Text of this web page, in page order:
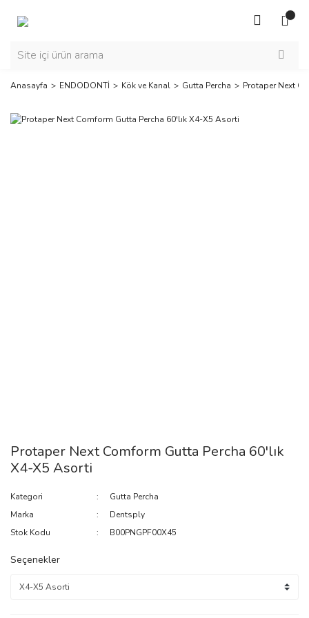
Anasayfa ENDODONTİ Kök ve Kanal Gutta Percha Protaper Next
Protaper Next Comform Gutta Percha 60'lık
X4-X5 Asorti
Kategori
Gutta Percha
Marka
Dentsply
Stok Kodu
B00PNGPF00X45
Seçenekler